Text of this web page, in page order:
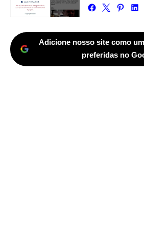
Adicione nosso site como
preferidas no